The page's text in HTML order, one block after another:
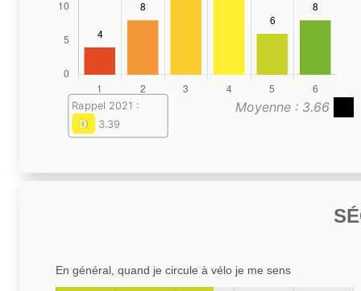
Moyenne : 3.66
Rappel 2021 :
D
3.39
En général, quand je circule à vélo je me sens